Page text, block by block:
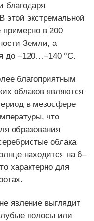
благодаря
этой экстремальной
в 200
Земли, а
до −120…−140 °C.
благоприятным
облаков являются
в мезосфере
что
образования
облака
находится на 6–
характерно для
явление выглядит
полосы или